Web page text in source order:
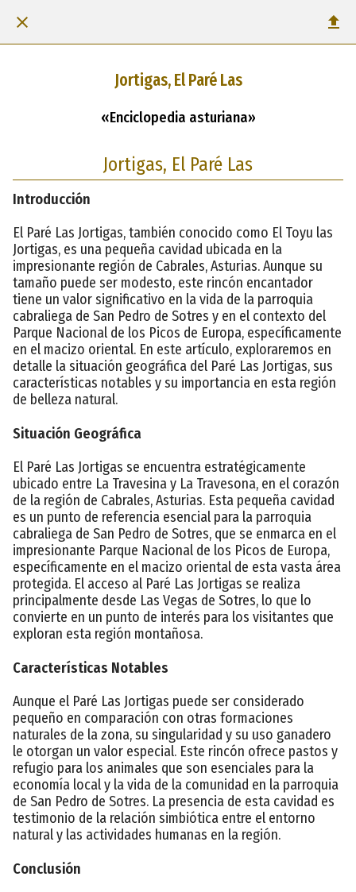
Jortigas, El Paré Las
«Enciclopedia asturiana»
Jortigas, El Paré Las
Introducción
El Paré Las Jortigas, también conocido como El Toyu las
Jortigas, es una pequeña cavidad ubicada en la
impresionante región de Cabrales, Asturias. Aunque su
tamaño puede ser modesto, este rincón encantador
tiene un valor significativo en la vida de la parroquia
cabraliega de San Pedro de Sotres y en el contexto del
Parque Nacional de los Picos de Europa, específicamente
en el macizo oriental. En este artículo, exploraremos en
detalle la situación geográfica del Paré Las Jortigas, sus
características notables y su importancia en esta región
de belleza natural.
Situación Geográfica
El Paré Las Jortigas se encuentra estratégicamente
ubicado entre La Travesina y La Travesona, en el corazón
de la región de Cabrales, Asturias. Esta pequeña cavidad
es un punto de referencia esencial para la parroquia
cabraliega de San Pedro de Sotres, que se enmarca en el
impresionante Parque Nacional de los Picos de Europa,
específicamente en el macizo oriental de esta vasta área
protegida. El acceso al Paré Las Jortigas se realiza
principalmente desde Las Vegas de Sotres, lo que lo
convierte en un punto de interés para los visitantes que
exploran esta región montañosa.
Características Notables
Aunque el Paré Las Jortigas puede ser considerado
pequeño en comparación con otras formaciones
naturales de la zona, su singularidad y su uso ganadero
le otorgan un valor especial. Este rincón ofrece pastos y
refugio para los animales que son esenciales para la
economía local y la vida de la comunidad en la parroquia
de San Pedro de Sotres. La presencia de esta cavidad es
testimonio de la relación simbiótica entre el entorno
natural y las actividades humanas en la región.
Conclusión